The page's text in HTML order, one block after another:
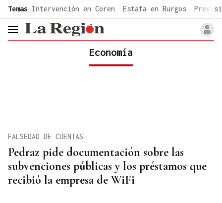
common.go-to-content
Temas Intervención en Coren Estafa en Burgos
header.menu.open
Economía
Pedraz pide documentación sobre las
subvenciones públicas y los préstamos que
recibió la empresa de WiFi
FALSEDAD DE CUENTAS